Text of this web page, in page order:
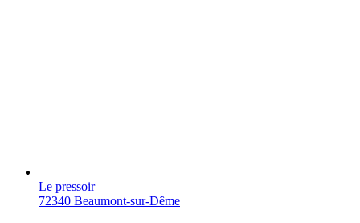
Le pressoir
72340 Beaumont-sur-Dême